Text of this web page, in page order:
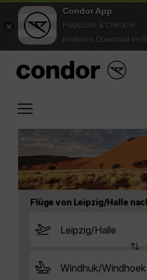
Condor App
Flugsuche & Check-in
kostenlos Download im
Flüge von Leipzig/Halle